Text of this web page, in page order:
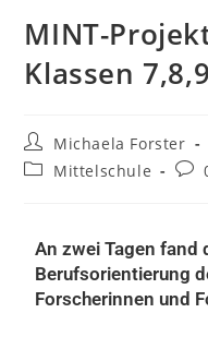
MINT-
Klassen 7,8,9
Michaela Forster
Mittelschule
An zwei Tagen fand
Berufsorientierung
Forscherinnen und